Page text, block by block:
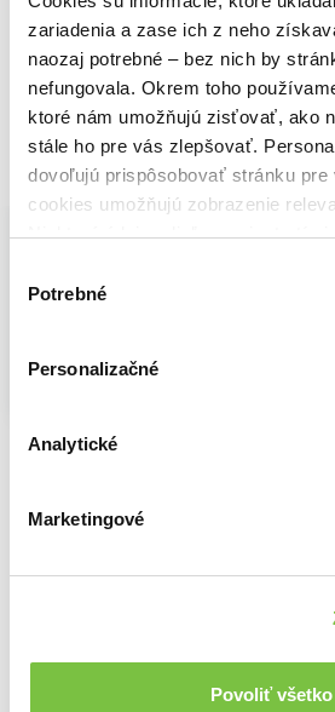
zariadenia a zase ich z neho
naozaj potrebné – bez nich by
nefungovala. Okrem toho
ktoré nám umožňujú zisťovať, ako
stále ho pre vás zlepšovať.
dovoľujú prispôsobovať stránku pre
cookies umožňujú zobrazenie
Niektoré údaje zdieľame aj s tretími
cookies.
súhlasu
Potrebné
Personalizačné
Analytické
Marketingové
Povoliť všetko
5,67€ 6,55€
Vybrané pre
Malý princ
Ďalšie z kategórie